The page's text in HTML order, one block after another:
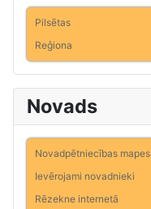
Pilsētas
Reģiona
Novads
Novadpētniecības mapes
Ievērojami novadnieki
Rēzekne internetā